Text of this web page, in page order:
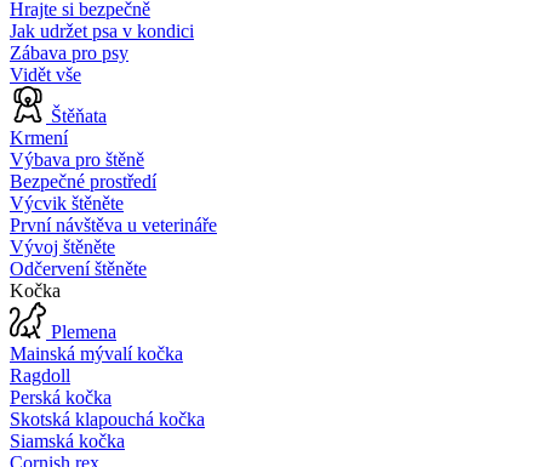
Hrajte si bezpečně
Jak udržet psa v kondici
Zábava pro psy
Vidět vše
Štěňata
Krmení
Výbava pro štěně
Bezpečné prostředí
Výcvik štěněte
První návštěva u veterináře
Vývoj štěněte
Odčervení štěněte
Kočka
Plemena
Mainská mývalí kočka
Ragdoll
Perská kočka
Skotská klapouchá kočka
Siamská kočka